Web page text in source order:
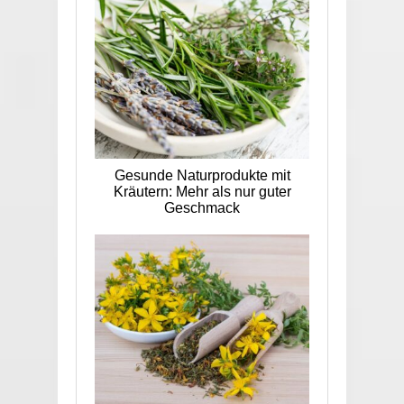
Gesunde Naturprodukte mit
Kräutern: Mehr als nur guter
Geschmack